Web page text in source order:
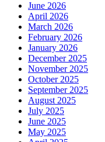
June 2026
April 2026
March 2026
February 2026
January 2026
December 2025
November 2025
October 2025
September 2025
August 2025
July 2025
June 2025
May 2025